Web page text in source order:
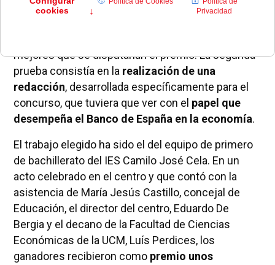
de Madrid. El concurso se dividía en dos partes.
mejores que se disputarían el premio. La segunda
prueba consistía en la realización de una
redacción, desarrollada específicamente para el
concurso, que tuviera que ver con el papel que
desempeña el Banco de España en la economía.
El trabajo elegido ha sido el del equipo de primero
de bachillerato del IES Camilo José Cela. En un
acto celebrado en el centro y que contó con la
asistencia de María Jesús Castillo, concejal de
Educación, el director del centro, Eduardo De
Bergia y el decano de la Facultad de Ciencias
Económicas de la UCM, Luís Perdices, los
ganadores recibieron como premio unos